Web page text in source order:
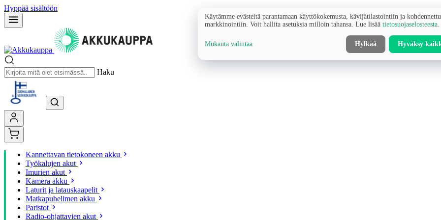
Hyppää sisältöön
Haku
Kannettavan tietokoneen akku
Työkalujen akut
Imurien akut
Kamera akku
Laturit ja latauskaapelit
Matkapuhelimen akku
Paristot
Radio-ohjattavien akut
Käytämme evästeitä parantamaan käyttökokemusta, kävijätilastointiin ja
markkinointiin. Voit hallita asetuksia milloin tahansa. Lue lisää tietosuojaselosteesta
Mukauta valintaa Hylkää Hyväksy